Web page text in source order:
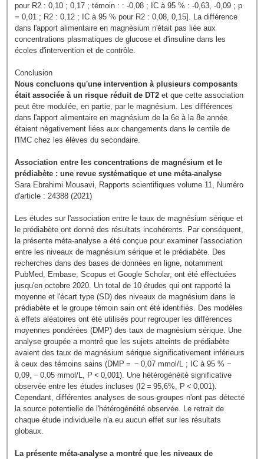
pour R2 : 0,10 ; 0,17 ; témoin : : -0,08 ; IC à 95 % : -0,63, -0,09 ; p
= 0,01 ; R2 : 0,12 ; IC à 95 % pour R2 : 0,08, 0,15]. La différence
dans l'apport alimentaire en magnésium n'était pas liée aux
concentrations plasmatiques de glucose et d'insuline dans les
écoles d'intervention et de contrôle.
Conclusion
Nous concluons qu'une intervention à plusieurs composants
était associée à un risque réduit de DT2 et que cette association
peut être modulée, en partie, par le magnésium. Les différences
dans l'apport alimentaire en magnésium de la 6e à la 8e année
étaient négativement liées aux changements dans le centile de
l'IMC chez les élèves du secondaire.
Association entre les concentrations de magnésium et le
prédiabète : une revue systématique et une méta-analyse
Sara Ebrahimi Mousavi, Rapports scientifiques volume 11, Numéro
d'article : 24388 (2021)
Les études sur l'association entre le taux de magnésium sérique et
le prédiabète ont donné des résultats incohérents. Par conséquent,
la présente méta-analyse a été conçue pour examiner l'association
entre les niveaux de magnésium sérique et le prédiabète. Des
recherches dans des bases de données en ligne, notamment
PubMed, Embase, Scopus et Google Scholar, ont été effectuées
jusqu'en octobre 2020. Un total de 10 études qui ont rapporté la
moyenne et l'écart type (SD) des niveaux de magnésium dans le
prédiabète et le groupe témoin sain ont été identifiés. Des modèles
à effets aléatoires ont été utilisés pour regrouper les différences
moyennes pondérées (DMP) des taux de magnésium sérique. Une
analyse groupée a montré que les sujets atteints de prédiabète
avaient des taux de magnésium sérique significativement inférieurs
à ceux des témoins sains (DMP = − 0,07 mmol/L ; IC à 95 % −
0,09, − 0,05 mmol/L, P < 0,001). Une hétérogénéité significative
observée entre les études incluses (I2 = 95,6%, P < 0,001).
Cependant, différentes analyses de sous-groupes n'ont pas détecté
la source potentielle de l'hétérogénéité observée. Le retrait de
chaque étude individuelle n'a eu aucun effet sur les résultats
globaux.
La présente méta-analyse a montré que les niveaux de